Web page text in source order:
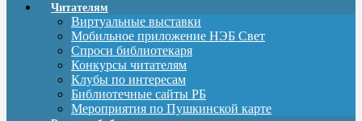
Читателям
Виртуальные выставки
Мобильное приложение НЭБ Свет
Спроси библиотекаря
Конкурсы читателям
Клубы по интересам
Библиотечные сайты РБ
Мероприятия по Пушкинской карте